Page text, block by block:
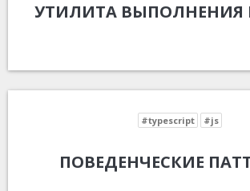
УТИЛИТА
#typescript #js
ПОВЕДЕНЧЕСКИЕ